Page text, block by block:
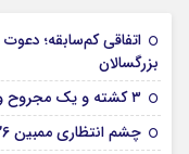
بزرگسالان
۳ کشته و یک مجروح وخیم حاصل تصادف شبانه در ایذه
چشم انتظاری ممبین 2026 | عکاس: وحید اورکی